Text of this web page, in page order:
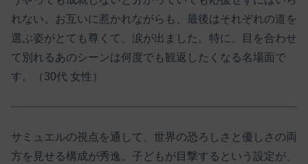
れない。お互いに惹かれながらも、最後はそれぞれの道を
選ぶ姿がとても尊くて、涙が出ました。特に、目を合わせ
て別れるあのシーンは何度でも観返したくなる名場面で
す。（30代 女性）
サミュエルの視点を通して、世界の恐ろしさと優しさの両
方を見せる構成が秀逸。子どもが目撃するという設定が、